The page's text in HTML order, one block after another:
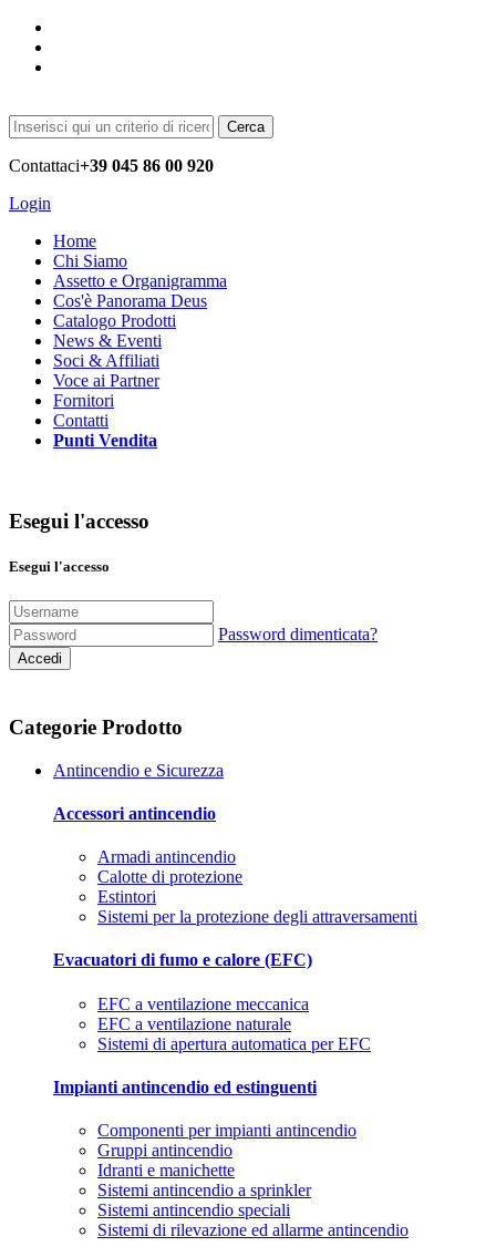
Cerca
Contattaci+39 045 86 00 920
Login
Home
Chi Siamo
Assetto e Organigramma
Cos'è Panorama Deus
Catalogo Prodotti
News & Eventi
Soci & Affiliati
Voce ai Partner
Fornitori
Contatti
Punti Vendita
Esegui l'accesso
Esegui l'accesso
Password dimenticata?
Accedi
Categorie Prodotto
Antincendio e Sicurezza
Accessori antincendio
Armadi antincendio
Calotte di protezione
Estintori
Sistemi per la protezione degli attraversamenti
Evacuatori di fumo e calore (EFC)
EFC a ventilazione meccanica
EFC a ventilazione naturale
Sistemi di apertura automatica per EFC
Impianti antincendio ed estinguenti
Componenti per impianti antincendio
Gruppi antincendio
Idranti e manichette
Sistemi antincendio a sprinkler
Sistemi antincendio speciali
Sistemi di rilevazione ed allarme antincendio